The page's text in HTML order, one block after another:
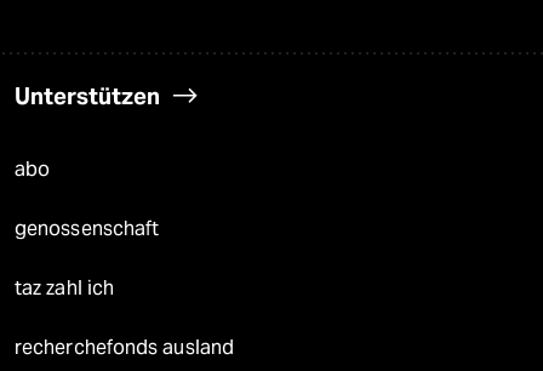
Unterstützen
abo
genossenschaft
taz zahl ich
recherchefonds ausland